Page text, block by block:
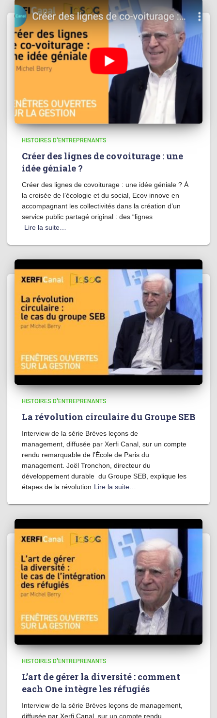
HISTOIRES D'ENTREPRENANTS
Créer des lignes de covoiturage : une
idée géniale ?
Créer des lignes de covoiturage : une idée géniale ? À
la croisée de l’écologie et du social, Ecov innove en
accompagnant les collectivités dans la création d’un
service public partagé original : des “lignes
Lire la suite…
HISTOIRES D'ENTREPRENANTS
La révolution circulaire du Groupe SEB
Interview de la série Brèves leçons de
management, diffusée par Xerfi Canal, sur un compte
rendu remarquable de l’École de Paris du
management. Joël Tronchon, directeur du
développement durable du Groupe SEB, explique les
étapes de la révolution Lire la suite…
HISTOIRES D'ENTREPRENANTS
L’art de gérer la diversité : comment
each One intègre les réfugiés
Interview de la série Brèves leçons de management,
diffusée par Xerfi Canal, sur un compte rendu